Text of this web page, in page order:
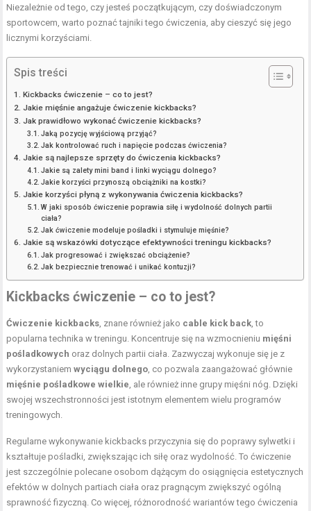
Niezależnie od tego, czy jesteś początkującym, czy doświadczonym
sportowcem, warto poznać tajniki tego ćwiczenia, aby cieszyć się jego
licznymi korzyściami.
Spis treści
Kickbacks ćwiczenie – co to jest?
Jakie mięśnie angażuje ćwiczenie kickbacks?
Jak prawidłowo wykonać ćwiczenie kickbacks?
Jaką pozycję wyjściową przyjąć?
Jak kontrolować ruch i napięcie podczas ćwiczenia?
Jakie są najlepsze sprzęty do ćwiczenia kickbacks?
Jakie są zalety mini band i linki wyciągu dolnego?
Jakie korzyści przynoszą obciążniki na kostki?
Jakie korzyści płyną z wykonywania ćwiczenia kickbacks?
W jaki sposób ćwiczenie poprawia siłę i wydolność dolnych partii
ciała?
Jak ćwiczenie modeluje pośladki i stymuluje mięśnie?
Jakie są wskazówki dotyczące efektywności treningu kickbacks?
Jak progresować i zwiększać obciążenie?
Jak bezpiecznie trenować i unikać kontuzji?
Kickbacks ćwiczenie – co to jest?
Ćwiczenie kickbacks , znane również jako cable kick back , to
popularna technika w treningu. Koncentruje się na wzmocnieniu mięśni
pośladkowych oraz dolnych partii ciała. Zazwyczaj wykonuje się je z
wykorzystaniemwyciągu dolnego , co pozwala zaangażować głównie
mięśnie pośladkowe wielkie , ale również inne grupy mięśni nóg. Dzięki
swojej wszechstronności jest istotnym elementem wielu programów
treningowych.
Regularne wykonywanie kickbacks przyczynia się do poprawy sylwetki i
kształtuje pośladki, zwiększając ich siłę oraz wydolność. To ćwiczenie
jest szczególnie polecane osobom dążącym do osiągnięcia estetycznych
efektów w dolnych partiach ciała oraz pragnącym zwiększyć ogólną
sprawność fizyczną. Co więcej, różnorodność wariantów tego ćwiczenia